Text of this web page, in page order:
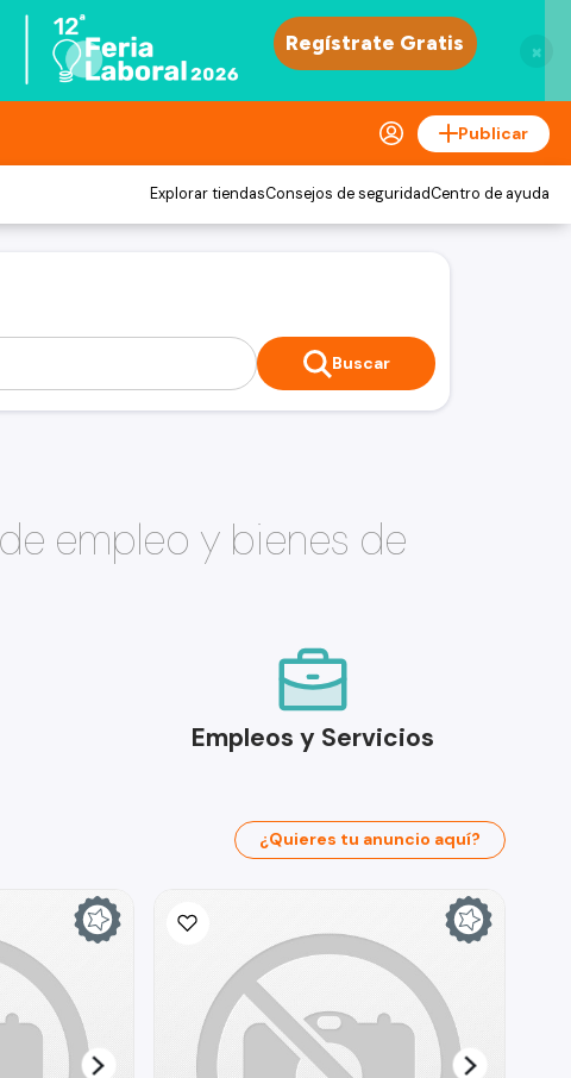
×
Publicar
Explorar tiendasConsejos de seguridadCentro de ayuda
Buscar
empleo y bienes de
Empleos y Servicios
¿Quieres tu anuncio aquí?